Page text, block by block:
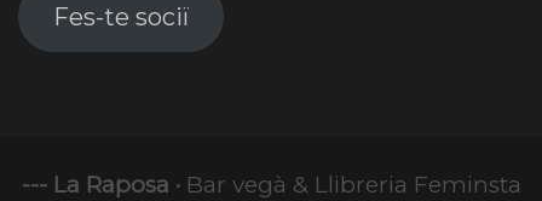
Fes-te sociï
--- La Raposa · Bar vegà & Llibreria Feminsta